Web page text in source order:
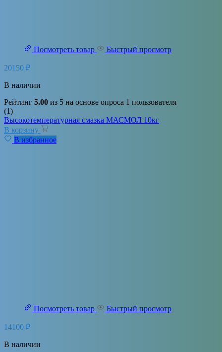
Посмотреть товар Быстрый просмотр
20150 ₽
В наличии
Рейтинг 5.00 из 5 на основе опроса 1 пользователя
(1)
Высокотемпературная смазка МАСМОЛ 10кг
В корзину
В избранное
Посмотреть товар Быстрый просмотр
14100 ₽
В наличии